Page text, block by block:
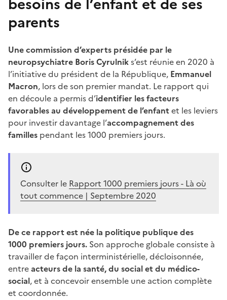
parents
Une commission d’experts présidée par le
neuropsychiatre Boris Cyrulniks’est réunie en 2020 à
l’initiative du président de la République, Emmanuel
Macron, lors de son premier mandat. Le rapport qui
en découle a permis d’identifier les facteurs
favorables au développement de l’enfantet les leviers
pour investir davantage l’accompagnement des
familles pendant les 1000 premiers jours.
Consulter le Rapport 1000 premiers jours - Là où
tout commence | Septembre 2020
De ce rapport est née la politique publique des
1000 premiers jours. Son approche globale consiste à
travailler de façon interministérielle, décloisonnée,
entreacteurs de la santé, du social et du médico-
social, et à concevoir ensemble une action complète
et coordonnée.